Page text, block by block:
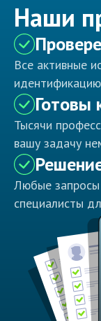
Наши
Все активные
Готовы
Тысячи
вашу задачу
Любые
специалисты